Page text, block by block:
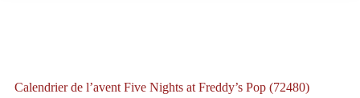
Calendrier de l’avent Five Nights at Freddy’s Pop (72480)